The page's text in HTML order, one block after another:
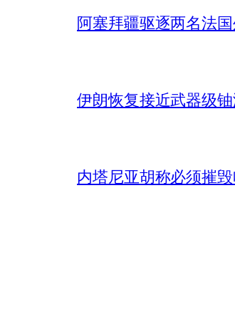
阿塞拜疆驱逐两名法
伊朗恢复接近武器级
内塔尼亚胡称必须摧